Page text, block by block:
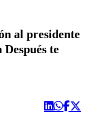
al presidente
te